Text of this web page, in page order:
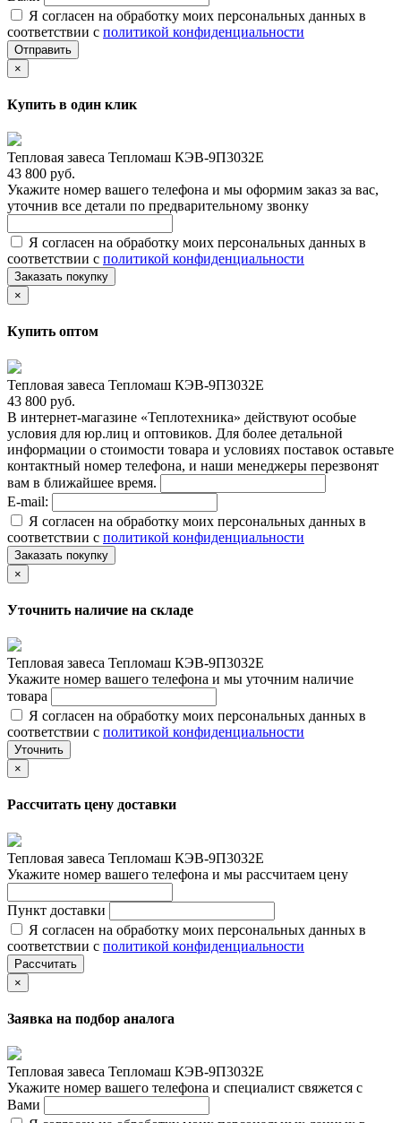
Я согласен на обработку моих персональных данных в
соответствии с политикой конфиденциальности
Отправить
×
Купить в один клик
Тепловая завеса Тепломаш КЭВ-9П3032Е
43 800 руб.
Укажите номер вашего телефона и мы оформим заказ за вас,
уточнив все детали по предварительному звонку
Я согласен на обработку моих персональных данных в
соответствии с политикой конфиденциальности
Заказать покупку
×
Купить оптом
Тепловая завеса Тепломаш КЭВ-9П3032Е
43 800 руб.
В интернет-магазине «Теплотехника» действуют особые
условия для юр.лиц и оптовиков. Для более детальной
информации о стоимости товара и условиях поставок оставьте
контактный номер телефона, и наши менеджеры перезвонят
вам в ближайшее время.
E-mail:
Я согласен на обработку моих персональных данных в
соответствии с политикой конфиденциальности
Заказать покупку
×
Уточнить наличие на складе
Тепловая завеса Тепломаш КЭВ-9П3032Е
Укажите номер вашего телефона и мы уточним наличие
товара
Я согласен на обработку моих персональных данных в
соответствии с политикой конфиденциальности
Уточнить
×
Рассчитать цену доставки
Тепловая завеса Тепломаш КЭВ-9П3032Е
Укажите номер вашего телефона и мы рассчитаем цену
Пункт доставки
Я согласен на обработку моих персональных данных в
соответствии с политикой конфиденциальности
Рассчитать
×
Заявка на подбор аналога
Тепловая завеса Тепломаш КЭВ-9П3032Е
Укажите номер вашего телефона и специалист свяжется с
Вами